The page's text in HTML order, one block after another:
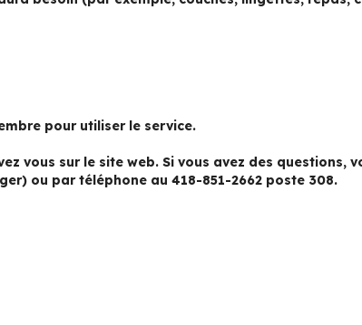
pour utiliser le service.
vous sur le site web. Si vous avez des questions,
ou par téléphone au 418-851-2662 poste 308.